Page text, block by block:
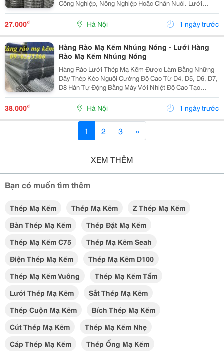
Công Nghiệp, Nông Nghiệp Hoặc Chăn Nuôi. Lưới
Được Tạo Nên Bởi Chất Liệu Thép Hàn Lại Với Nhau
Sau Đó Được Mạ Kẽm Điện Phân Hoặc Mạ Kẽm Nhúng
Nóng Tạo...
27.000₫ Hà Nội 1 ngày trước
Hàng Rào Mạ Kẽm Nhúng Nóng - Lưới Hàng
Rào Mạ Kẽm Nhúng Nóng
Hàng Rào Lưới Thép Mạ Kẽm Được Làm Bằng Những
Dây Thép Kéo Nguội Cường Độ Cao Từ D4, D5, D6, D7,
D8 Hàn Tự Động Bằng Máy Với Nhiệt Độ Cao Tạo
Thành Một Khối Đồng Nhất Không Làm Ảnh Hưởng Tới
Cường Độ Tiết Diện Của Sợi Thép Đó. Sau Đó Được
Mạ Kẽm...
38.000₫ Hà Nội 1 ngày trước
1 2 3 »
XEM THÊM
Bạn có muốn tìm thêm
Thép Mạ Kẽm Thép Mạ Kẽm
Z Thép Mạ Kẽm
Bàn Thép Mạ Kẽm
Thép Đặt Mạ Kẽm
Thép Mạ Kẽm C75
Thép Mạ Kẽm Seah
Điện Thép Mạ Kẽm
Thép Mạ Kẽm D100
Thép Mạ Kẽm Vuông
Thép Mạ Kẽm Tấm
Lưới Thép Mạ Kẽm
Sắt Thép Mạ Kẽm
Thép Cuộn Mạ Kẽm
Bích Thép Mạ Kẽm
Cút Thép Mạ Kẽm
Thép Mạ Kẽm Nhẹ
Cáp Thép Mạ Kẽm
Thép Ống Mạ Kẽm